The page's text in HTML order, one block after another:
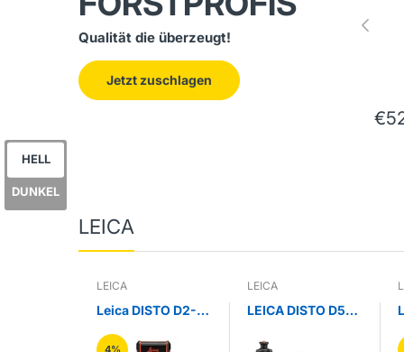
Qualität die überzeugt!
Jetzt zuschlagen
LEICA
LEICA
Leica DISTO D2-2
LEICA
LEICA DISTO D5
Lasermessgerät
HELL
DUNKEL